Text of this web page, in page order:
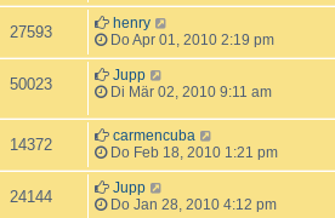
27593
henry
Do Apr 01, 2010 2:19 pm
50023
Jupp
Di Mär 02, 2010 9:11 am
14372
carmencuba
Do Feb 18, 2010 1:21 pm
24144
Jupp
Do Jan 28, 2010 4:12 pm